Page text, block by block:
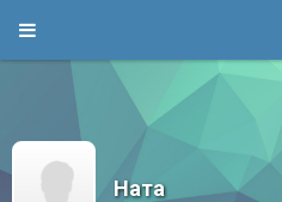
Ната